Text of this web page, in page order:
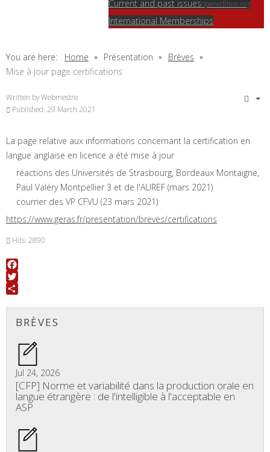
Current and past issuesopenedition.org
International Memberships
You are here: Home Présentation
Brèves
Mise à jour page certifications
Written byWebmestre
Published: 29 March 2021
La page relative aux informations concernant la certification en
langue anglaise en licence a été mise à jour
réactions des Universités de Strasbourg, Bordeaux Montaigne,
Paul Valéry Montpellier 3 et de l'AUREF (mars 2021)
courrier des VP CFVU (23 mars 2021)
https://www.geras.fr/presentation/breves/certifications
Hits: 2890
Facebook
Twitter
BRÈVES
Jul 24, 2026
[CFP] Norme et variabilité dans la production orale en
langue étrangère : de l'intelligible à l'acceptable en
ASP